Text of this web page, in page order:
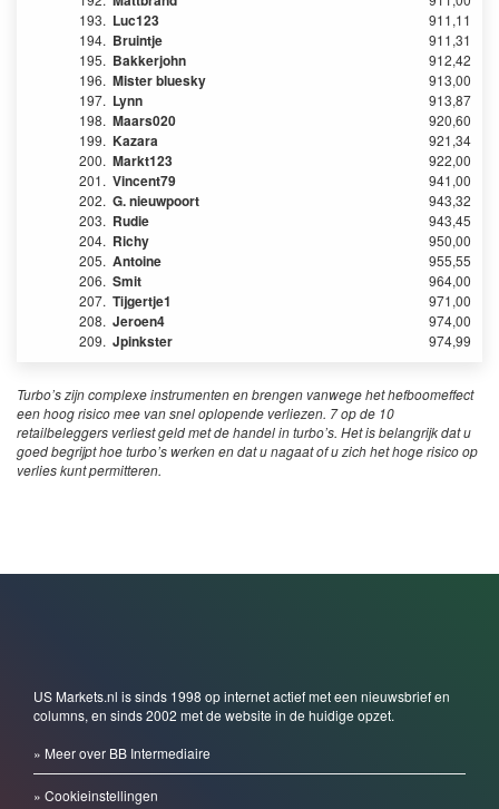
193. Luc123
911,11
194. Bruintje
911,31
195. Bakkerjohn
912,42
196. Mister bluesky
913,00
197. Lynn
913,87
198. Maars020
920,60
199. Kazara
921,34
200. Markt123
922,00
201. Vincent79
941,00
202. G. nieuwpoort
943,32
203. Rudie
943,45
204. Richy
950,00
205. Antoine
955,55
206. Smit
964,00
207. Tijgertje1
971,00
208. Jeroen4
974,00
209. Jpinkster 974,99
Turbo’s zijn complexe instrumenten en brengen vanwege het hefboomeffect
een hoog risico mee van snel oplopende verliezen. 7 op de 10
retailbeleggers verliest geld met de handel in turbo’s. Het is belangrijk dat u
goed begrijpt hoe turbo’s werken en dat u nagaat of u zich het hoge risico op
verlies kunt permitteren.
US Markets.nl is sinds 1998 op internet actief met een nieuwsbrief en
columns, en sinds 2002 met de website in de huidige opzet.
» Meer over BB Intermediaire
» Cookieinstellingen